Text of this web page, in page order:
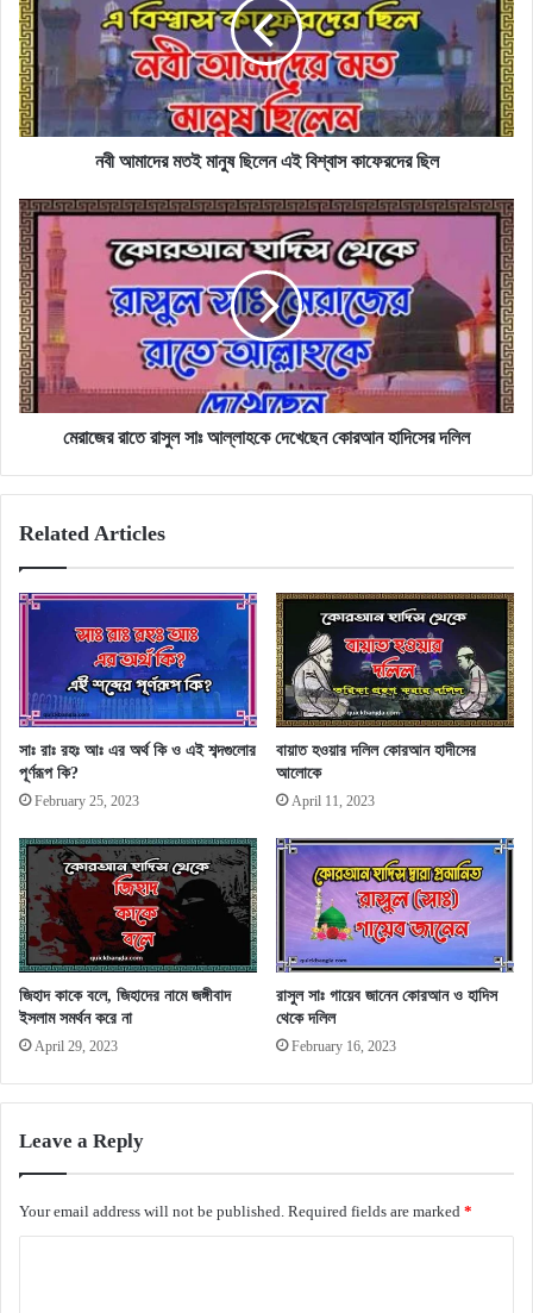
মানুষ
ছিলেন
এই
বিশ্বাস
কাফেরদের
ছিল
নবী আমাদের মতই মানুষ ছিলেন এই বিশ্বাস কাফেরদের ছিল
মেরাজের
রাতে
রাসুল
সাঃ
আল্লাহকে
দেখেছেন
কোরআন
হাদিসের
দলিল
মেরাজের রাতে রাসুল সাঃ আল্লাহকে দেখেছেন কোরআন হাদিসের দলিল
Related Articles
সাঃ রাঃ রহঃ আঃ এর অর্থ কি ও এই শব্দগুলোর
পূর্ণরূপ কি?
February 25, 2023
বায়াত হওয়ার দলিল কোরআন হাদীসের
আলোকে
April 11, 2023
জিহাদ কাকে বলে, জিহাদের নামে জঙ্গীবাদ
ইসলাম সমর্থন করে না
April 29, 2023
রাসুল সাঃ গায়েব জানেন কোরআন ও হাদিস
থেকে দলিল
February 16, 2023
Leave a Reply
Your email address will not be published. Required fields are marked *